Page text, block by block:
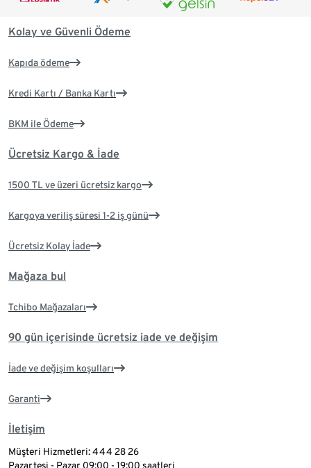
Kolay ve Güvenli Ödeme
Kapıda ödeme
Kredi Kartı / Banka Kartı
BKM ile Ödeme
Ücretsiz Kargo & İade
1500 TL ve üzeri ücretsiz kargo
Kargoya veriliş süresi 1-2 iş günü
Ücretsiz Kolay İade
Mağaza bul
Tchibo Mağazaları
90 gün içerisinde ücretsiz iade ve değişim
İade ve değişim koşulları
Garanti
İletişim
Müşteri Hizmetleri: 444 28 26
Pazartesi - Pazar 09:00 - 19:00 saatleri